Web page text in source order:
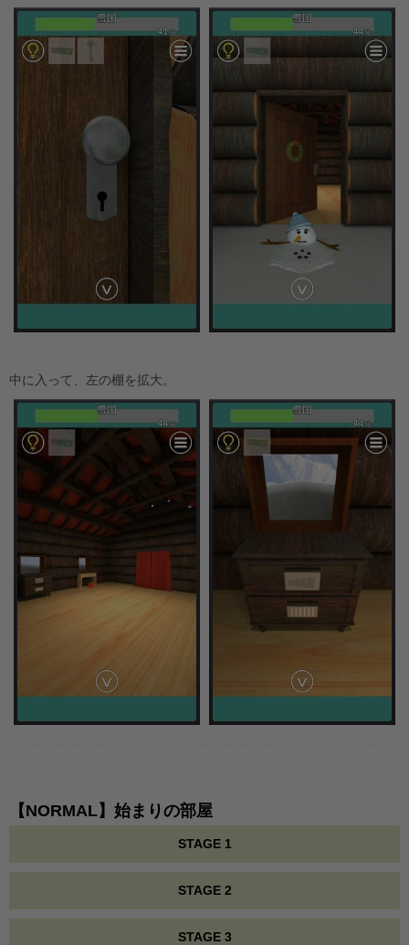
中に入って、左の棚を拡大。
【NORMAL】始まりの部屋
STAGE 1
STAGE 2
STAGE 3